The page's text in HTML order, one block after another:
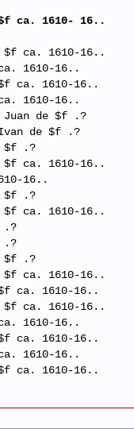
ca. 1610- 16..
$f ca. 1610-16..
1610-16..
ca. 1610-16..
1610-16..
Juan de $f .?
de $f .?
$f .?
ca. 1610-16..
16..
$f .?
$f ca. 1610-16..
.?
.?
$f .?
$f ca. 1610-16..
ca. 1610-16..
$f ca. 1610-16..
1610-16..
ca. 1610-16..
1610-16..
ca. 1610-16..